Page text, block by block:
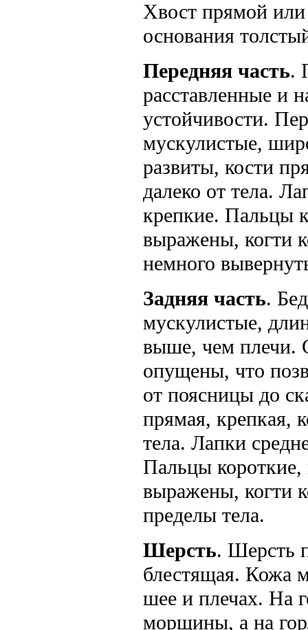
Хвост прямой или
основания
Передняя часть.
расставленные и
устойчивости.
мускулистые,
развиты, кости
далеко от тела.
крепкие. Пальцы
выражены, когти
немного
Задняя часть.
мускулистые,
выше, чем плечи.
опущены, что
от поясницы до
прямая, крепкая,
тела. Лапки
Пальцы короткие,
выражены, когти
пределы тела.
Шерсть. Шерсть
блестящая. Кожа
шее и плечах. На
морщины, а на